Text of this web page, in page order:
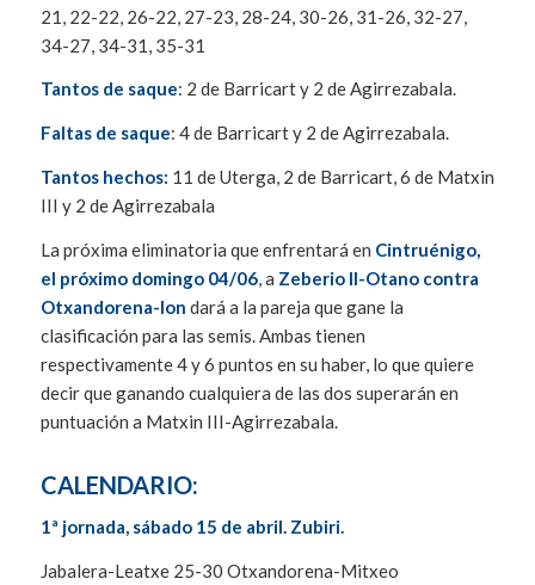
21, 22-22, 26-22, 27-23, 28-24, 30-26, 31-26, 32-27,
34-27, 34-31, 35-31
Tantos de saque: 2 de Barricart y 2 de Agirrezabala.
Faltas de saque: 4 de Barricart y 2 de Agirrezabala.
Tantos hechos: 11 de Uterga, 2 de Barricart, 6 de Matxin
III y 2 de Agirrezabala
La próxima eliminatoria que enfrentará en Cintruénigo,
el próximo domingo 04/06, a Zeberio II-Otano contra
Otxandorena-Ion dará a la pareja que gane la
clasificación para las semis. Ambas tienen
respectivamente 4 y 6 puntos en su haber, lo que quiere
decir que ganando cualquiera de las dos superarán en
puntuación a Matxin III-Agirrezabala.
CALENDARIO:
1ª jornada, sábado 15 de abril. Zubiri.
Jabalera-Leatxe 25-30 Otxandorena-Mitxeo